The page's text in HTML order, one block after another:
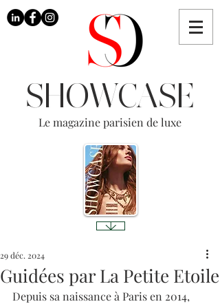
SHOWCASE
Le magazine parisien de luxe
Guidées par La Petite Etoile
29 déc. 2024
Depuis sa naissance à Paris en 2014,